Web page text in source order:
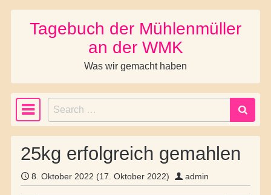
Skip to content
Tagebuch der Mühlenmüller
an der WMK
Was wir gemacht haben
Main Navigation
Search
25kg erfolgreich gemahlen
8. Oktober 2022 (17. Oktober 2022) admin